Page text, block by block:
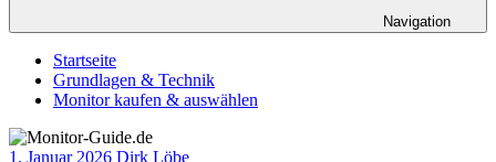
Navigation
Startseite
Grundlagen & Technik
Monitor kaufen & auswählen
1. Januar 2026 Dirk Löbe